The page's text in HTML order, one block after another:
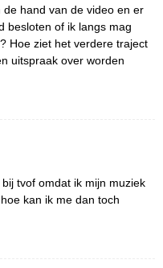
hand van de video en er
besloten of ik langs mag
Hoe ziet het verdere traject
uitspraak over worden
tvof omdat ik mijn muziek
kan ik me dan toch